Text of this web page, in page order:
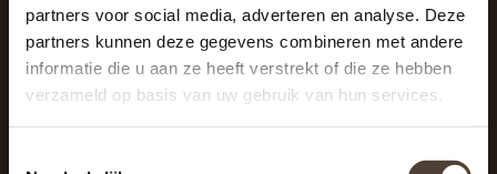
partners voor social media, adverteren en analyse. Deze
partners kunnen deze gegevens combineren met andere
informatie die u aan ze heeft verstrekt of die ze hebben
verzameld op basis van uw gebruik van hun services.
De Woonhoek - Landelijk leven